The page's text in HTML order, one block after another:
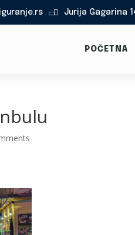
 Jurija Gagarina
POČETNA